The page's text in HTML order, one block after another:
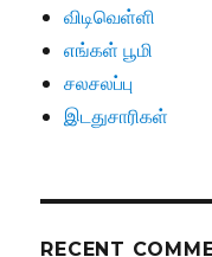
விடிவெள்ளி
எங்கள் பூமி
சலசலப்பு
இடதுசாரிகள்
RECENT